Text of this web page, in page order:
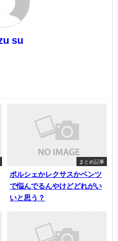
su
まとめ記事
ポルシェかレクサスかベンツ
で悩んでるんやけどどれがい
いと思う？